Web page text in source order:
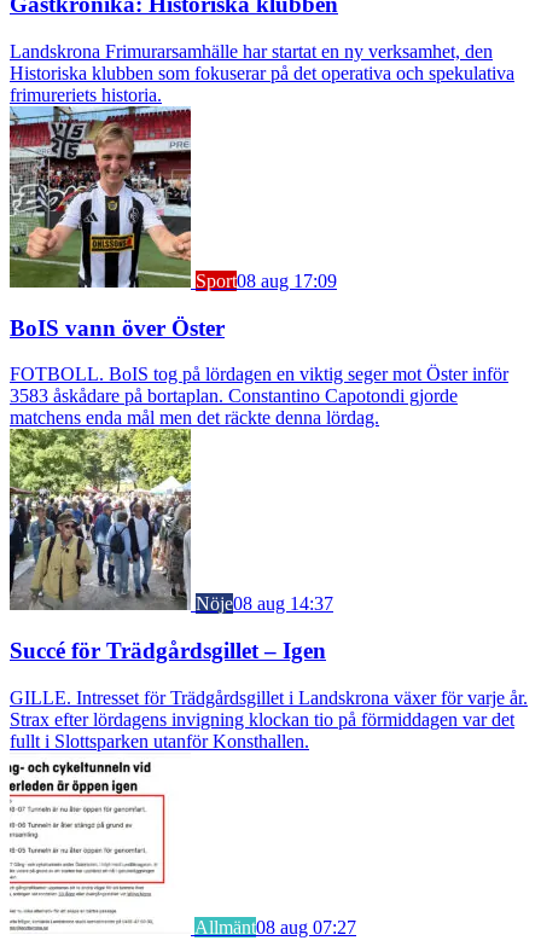
Landskrona Frimurarsamhälle har startat en ny verksamhet, den
Historiska klubben som fokuserar på det operativa och spekulativa
frimureriets historia.
Sport08 aug 17:09
BoIS vann över Öster
FOTBOLL. BoIS tog på lördagen en viktig seger mot Öster inför
3583 åskådare på bortaplan. Constantino Capotondi gjorde
matchens enda mål men det räckte denna lördag.
Nöje08 aug 14:37
Succé för Trädgårdsgillet – Igen
GILLE. Intresset för Trädgårdsgillet i Landskrona växer för varje år.
Strax efter lördagens invigning klockan tio på förmiddagen var det
fullt i Slottsparken utanför Konsthallen.
Allmänt08 aug 07:27